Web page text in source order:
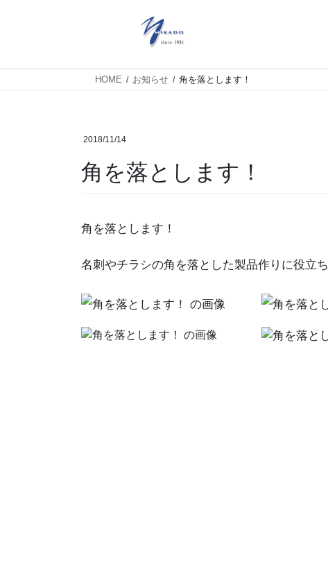
HOME お知らせ 角を落とします！
2018/11/14
角を落とします！
角を落とします！
名刺やチラシの角を落とした製品作りに役立ち